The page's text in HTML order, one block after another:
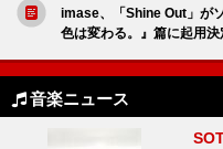
imase、「Shine Out」が
色は変わる。』篇に起用決
音楽ニュース